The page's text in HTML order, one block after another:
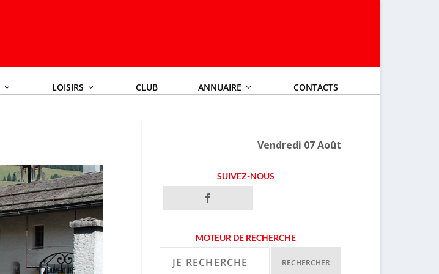
LOISIRS CLUB ANNUAIRE CONTACTS
Vendredi 07 Août
SUIVEZ-NOUS
MOTEUR DE RECHERCHE